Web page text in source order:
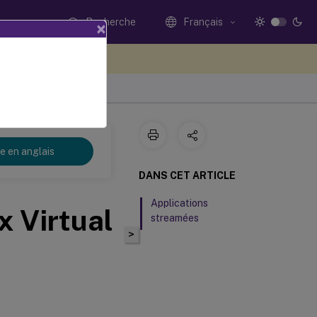
Recherche Français
en anglais
Virtual
>
DANS CET ARTICLE
Applications
streamées
×